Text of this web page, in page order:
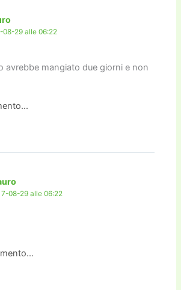
08-29 alle 06:22
avrebbe mangiato due giorni e non
08-29 alle 06:22